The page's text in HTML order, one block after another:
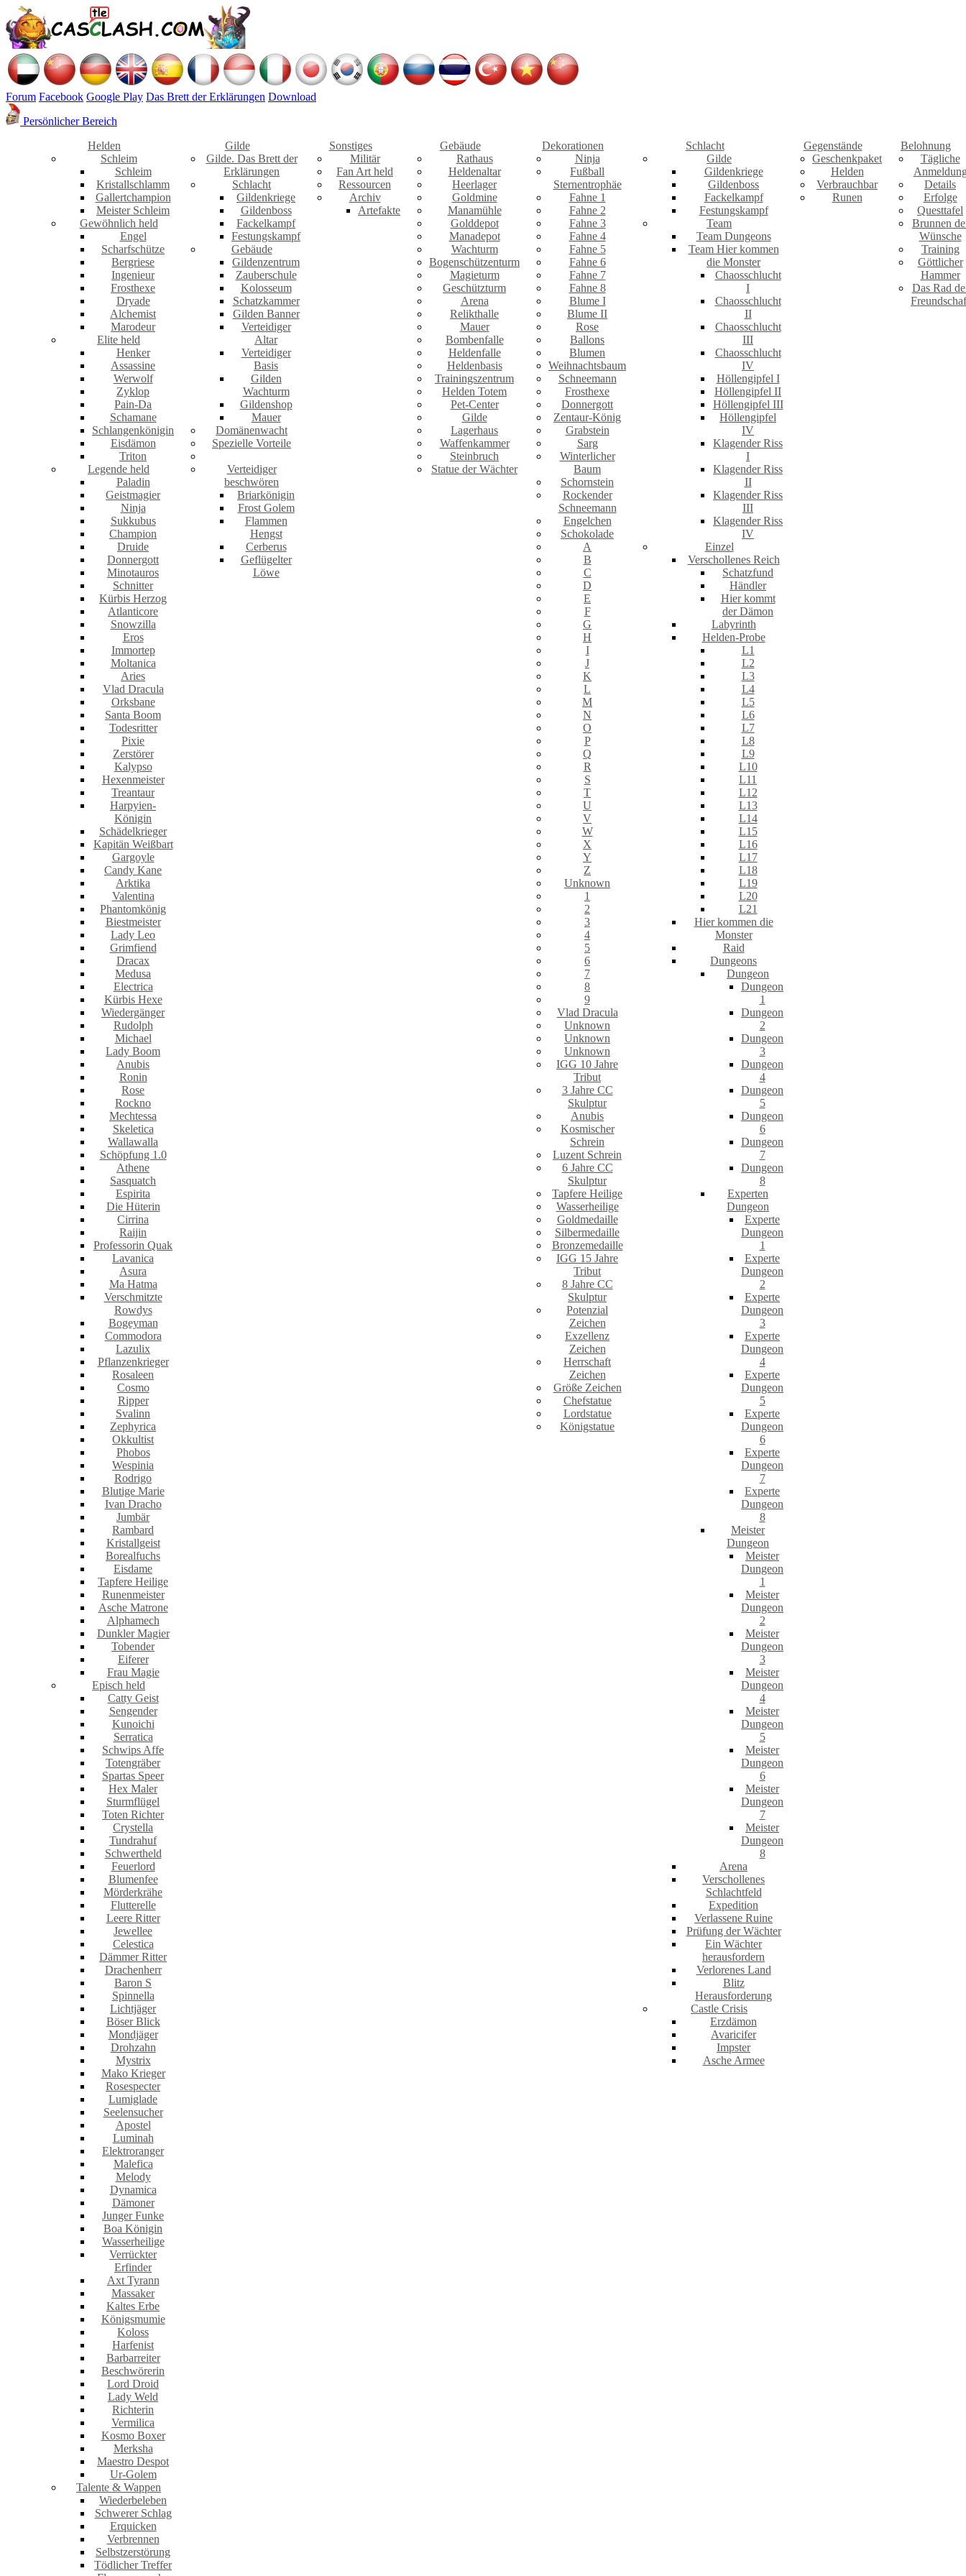
Forum Facebook Google Play Das Brett der Erklärungen Download
Persönlicher Bereich
Helden
Schleim
Schleim
Kristallschlamm
Gallertchampion
Meister Schleim
Gewöhnlich held
Engel
Scharfschütze
Bergriese
Ingenieur
Frosthexe
Dryade
Alchemist
Marodeur
Elite held
Henker
Assassine
Werwolf
Zyklop
Pain-Da
Schamane
Schlangenkönigin
Eisdämon
Triton
Legende held
Paladin
Geistmagier
Ninja
Sukkubus
Champion
Druide
Donnergott
Minotauros
Schnitter
Kürbis Herzog
Atlanticore
Snowzilla
Eros
Immortep
Moltanica
Aries
Vlad Dracula
Orksbane
Santa Boom
Todesritter
Pixie
Zerstörer
Kalypso
Hexenmeister
Treantaur
Harpyien-
Königin
Schädelkrieger
Kapitän Weißbart
Gargoyle
Candy Kane
Arktika
Valentina
Phantomkönig
Biestmeister
Lady Leo
Grimfiend
Dracax
Medusa
Electrica
Kürbis Hexe
Wiedergänger
Rudolph
Michael
Lady Boom
Anubis
Ronin
Rose
Rockno
Mechtessa
Skeletica
Wallawalla
Schöpfung 1.0
Athene
Sasquatch
Espirita
Die Hüterin
Cirrina
Raijin
Professorin Quak
Lavanica
Asura
Ma Hatma
Verschmitzte
Rowdys
Bogeyman
Commodora
Lazulix
Pflanzenkrieger
Rosaleen
Cosmo
Ripper
Svalinn
Zephyrica
Okkultist
Phobos
Wespinia
Rodrigo
Blutige Marie
Ivan Dracho
Jumbär
Rambard
Kristallgeist
Borealfuchs
Eisdame
Tapfere Heilige
Runenmeister
Asche Matrone
Alphamech
Dunkler Magier
Tobender
Eiferer
Frau Magie
Episch held
Catty Geist
Sengender
Kunoichi
Serratica
Schwips Affe
Totengräber
Spartas Speer
Hex Maler
Sturmflügel
Toten Richter
Crystella
Tundrahuf
Schwertheld
Feuerlord
Blumenfee
Mörderkrähe
Flutterelle
Leere Ritter
Jewellee
Celestica
Dämmer Ritter
Drachenherr
Baron S
Spinnella
Lichtjäger
Böser Blick
Mondjäger
Drohzahn
Mystrix
Mako Krieger
Rosespecter
Lumiglade
Seelensucher
Apostel
Luminah
Elektroranger
Malefica
Melody
Dynamica
Dämoner
Junger Funke
Boa Königin
Wasserheilige
Verrückter
Erfinder
Axt Tyrann
Massaker
Kaltes Erbe
Königsmumie
Koloss
Harfenist
Barbarreiter
Beschwörerin
Lord Droid
Lady Weld
Richterin
Vermilica
Kosmo Boxer
Merksha
Maestro Despot
Ur-Golem
Talente & Wappen
Wiederbeleben
Schwerer Schlag
Erquicken
Verbrennen
Selbstzerstörung
Tödlicher Treffer
Gilde
Gilde. Das Brett der
Erklärungen
Schlacht
Gildenkriege
Gildenboss
Fackelkampf
Festungskampf
Gebäude
Gildenzentrum
Zauberschule
Kolosseum
Schatzkammer
Gilden Banner
Verteidiger
Altar
Verteidiger
Basis
Gilden
Wachturm
Gildenshop
Mauer
Domänenwacht
Spezielle Vorteile
Verteidiger
beschwören
Briarkönigin
Frost Golem
Flammen
Hengst
Cerberus
Geflügelter
Löwe
Sonstiges
Militär
Fan Art held
Ressourcen
Archiv
Artefakte
Gebäude
Rathaus
Heldenaltar
Heerlager
Goldmine
Manamühle
Golddepot
Manadepot
Wachturm
Bogenschützenturm
Magieturm
Geschützturm
Arena
Relikthalle
Mauer
Bombenfalle
Heldenfalle
Heldenbasis
Trainingszentrum
Helden Totem
Pet-Center
Gilde
Lagerhaus
Waffenkammer
Steinbruch
Statue der Wächter
Dekorationen
Ninja
Fußball
Sternentrophäe
Fahne 1
Fahne 2
Fahne 3
Fahne 4
Fahne 5
Fahne 6
Fahne 7
Fahne 8
Blume I
Blume II
Rose
Ballons
Blumen
Weihnachtsbaum
Schneemann
Frosthexe
Donnergott
Zentaur-König
Grabstein
Sarg
Winterlicher
Baum
Schornstein
Rockender
Schneemann
Engelchen
Schokolade
A
B
C
D
E
F
G
H
I
J
K
L
M
N
O
P
Q
R
S
T
U
V
W
X
Y
Z
Unknown
1
2
3
4
5
6
7
8
9
Vlad Dracula
Unknown
Unknown
Unknown
IGG 10 Jahre
Tribut
3 Jahre CC
Skulptur
Anubis
Kosmischer
Schrein
Luzent Schrein
6 Jahre CC
Skulptur
Tapfere Heilige
Wasserheilige
Goldmedaille
Silbermedaille
Bronzemedaille
IGG 15 Jahre
Tribut
8 Jahre CC
Skulptur
Potenzial
Zeichen
Exzellenz
Zeichen
Herrschaft
Zeichen
Größe Zeichen
Chefstatue
Lordstatue
Königstatue
Schlacht
Gilde
Gildenkriege
Gildenboss
Fackelkampf
Festungskampf
Team
Team Dungeons
Team Hier kommen
die Monster
Chaosschlucht
I
Chaosschlucht
II
Chaosschlucht
III
Chaosschlucht
IV
Höllengipfel I
Höllengipfel II
Höllengipfel III
Höllengipfel
IV
Klagender Riss
I
Klagender Riss
II
Klagender Riss
III
Klagender Riss
IV
Einzel
Verschollenes Reich
Schatzfund
Händler
Hier kommt
der Dämon
Labyrinth
Helden-Probe
L1
L2
L3
L4
L5
L6
L7
L8
L9
L10
L11
L12
L13
L14
L15
L16
L17
L18
L19
L20
L21
Hier kommen die
Monster
Raid
Dungeons
Dungeon
Dungeon
1
Dungeon
2
Dungeon
3
Dungeon
4
Dungeon
5
Dungeon
6
Dungeon
7
Dungeon
8
Experten
Dungeon
Experte
Dungeon
1
Experte
Dungeon
2
Experte
Dungeon
3
Experte
Dungeon
4
Experte
Dungeon
5
Experte
Dungeon
6
Experte
Dungeon
7
Experte
Dungeon
8
Meister
Dungeon
Meister
Dungeon
1
Meister
Dungeon
2
Meister
Dungeon
3
Meister
Dungeon
4
Meister
Dungeon
5
Meister
Dungeon
6
Meister
Dungeon
7
Meister
Dungeon
8
Arena
Verschollenes
Schlachtfeld
Expedition
Verlassene Ruine
Prüfung der Wächter
Ein Wächter
herausfordern
Verlorenes Land
Blitz
Herausforderung
Castle Crisis
Erzdämon
Avaricifer
Impster
Asche Armee
Gegenstände
Geschenkpaket
Helden
Verbrauchbar
Runen
Belohnung
Tägliche
Details
Erfolge
Questtafel
Brunnen
Wünsche
Training
Göttlicher
Hammer
Das Rad